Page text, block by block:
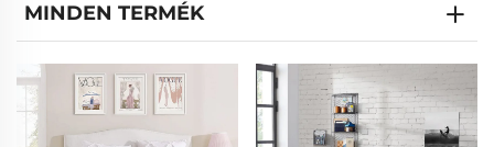
- Magas minőségű pamutból, lenvászonból,
biztosítva a légáteresztést és kényelmet.
- Hipoallergén és bőrbarát – ideális érzékeny alvók
MINDEN TERMÉK